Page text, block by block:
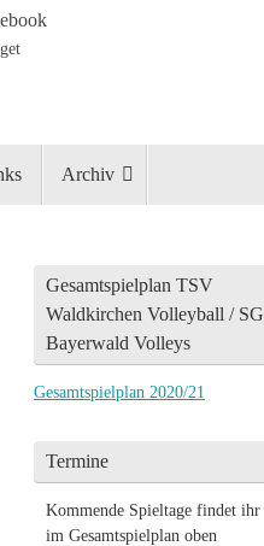
Archiv
Gesamtspielplan TSV
Waldkirchen Volleyball / SG
Bayerwald Volleys
Gesamtspielplan 2020/21
Termine
Kommende Spieltage findet ihr
im Gesamtspielplan oben